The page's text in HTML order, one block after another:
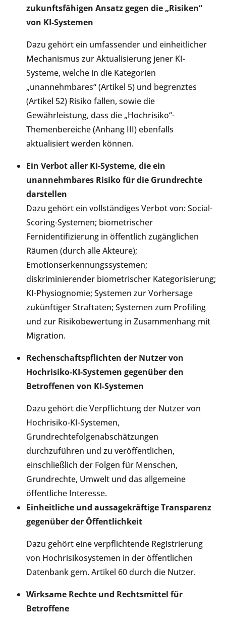
zukunftsfähigen Ansatz gegen die „Risiken“
von KI-Systemen
Dazu gehört ein umfassender und einheitlicher
Mechanismus zur Aktualisierung jener KI-
Systeme, welche in die Kategorien
„unannehmbares“ (Artikel 5) und begrenztes
(Artikel 52) Risiko fallen, sowie die
Gewährleistung, dass die „Hochrisiko“-
Themenbereiche (Anhang III) ebenfalls
aktualisiert werden können.
Ein Verbot aller KI-Systeme, die ein
unannehmbares Risiko für die Grundrechte
darstellen
Dazu gehört ein vollständiges Verbot von: Social-
Scoring-Systemen; biometrischer
Fernidentifizierung in öffentlich zugänglichen
Räumen (durch alle Akteure);
Emotionserkennungssystemen;
diskriminierender biometrischer Kategorisierung;
KI-Physiognomie; Systemen zur Vorhersage
zukünftiger Straftaten; Systemen zum Profiling
und zur Risikobewertung in Zusammenhang mit
Migration.
Rechenschaftspflichten der Nutzer von
Hochrisiko-KI-Systemen gegenüber den
Betroffenen von KI-Systemen
Dazu gehört die Verpflichtung der Nutzer von
Hochrisiko-KI-Systemen,
Grundrechtefolgenabschätzungen
durchzuführen und zu veröffentlichen,
einschließlich der Folgen für Menschen,
Grundrechte, Umwelt und das allgemeine
öffentliche Interesse.
Einheitliche und aussagekräftige Transparenz
gegenüber der Öffentlichkeit
Dazu gehört eine verpflichtende Registrierung
von Hochrisikosystemen in der öffentlichen
Datenbank gem. Artikel 60 durch die Nutzer.
Wirksame Rechte und Rechtsmittel für
Betroffene